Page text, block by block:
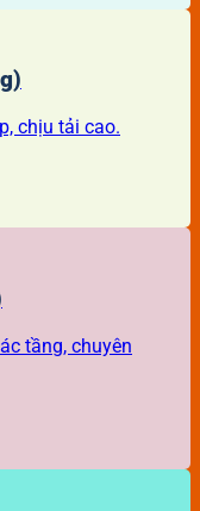
chịu tải cao.
tầng, chuyên